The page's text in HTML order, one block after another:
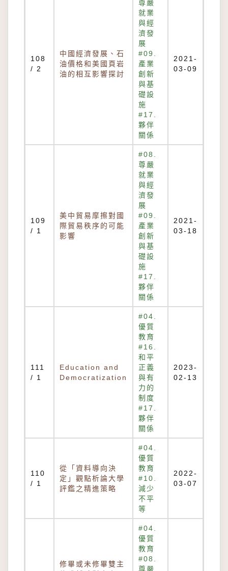
108
/ 2
中國經濟發展、石
油價格和美國頁岩
油的相互影響探討
尊嚴
就業
與經
濟發
展
#09.
產業
創新
與基
礎設
施
#17.
夥伴
關係
2021-
03-09
109
/ 1
美中貿易摩擦對國
際貿易秩序的可能
影響
#08.
尊嚴
就業
與經
濟發
展
#09.
產業
創新
與基
礎設
施
#17.
夥伴
關係
2021-
03-18
111
/ 1
Education and
Democratization
#04.
優質
教育
#16.
和平
正義
與有
力的
制度
#17.
夥伴
關係
2023-
02-13
110
/ 1
從「資料導向決
定」觀點析論大學
評鑑之精進策略
#04.
優質
教育
#10.
減少
不平
等
2022-
03-07
修畢或未修畢雙主
#04.
優質
教育
#08.
尊嚴